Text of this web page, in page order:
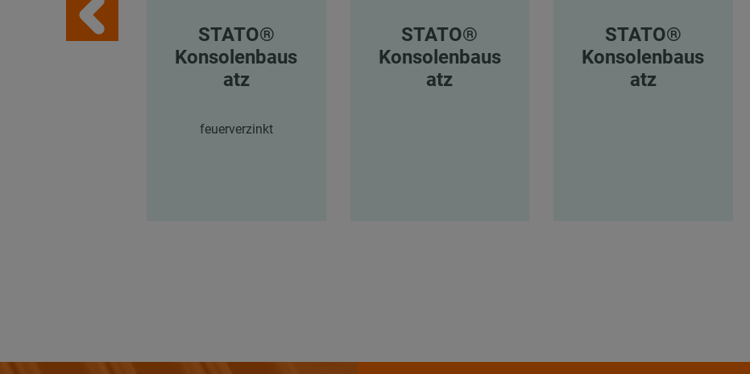
STATO®
Konsolenbaus
atz
feuerverzinkt
STATO®
Konsolenbaus
atz
STATO®
Konsolenbaus
atz